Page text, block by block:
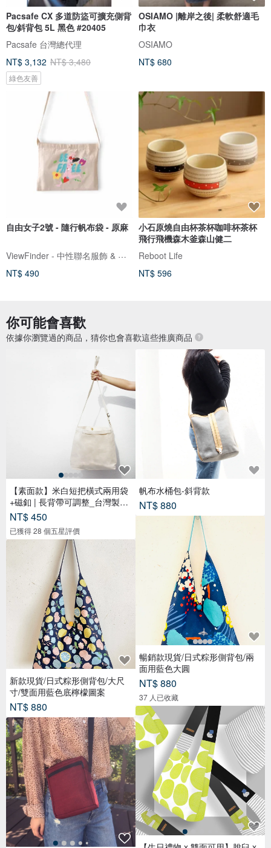
Pacsafe CX 多道防盜可擴充側背
包/斜背包 5L 黑色 #20405
Pacsafe 台灣總代理
NT$ 3,132 NT$ 3,480
綠色友善
OSIAMO |離岸之後| 柔軟舒適毛
巾衣
OSIAMO
NT$ 680
自由女子2號 - 隨行帆布袋 - 原麻
ViewFinder - 中性聯名服飾 & 圖像授權周邊
NT$ 490
小石原燒自由杯茶杯咖啡杯茶杯
飛行飛機森木釜森山健二
Reboot Life
NT$ 596
你可能會喜歡
依據你瀏覽過的商品，猜你也會喜歡這些推廣商品
【素面款】米白短把橫式兩用袋
+磁釦 | 長背帶可調整_台灣製布
包
NT$ 450
已獲得 28 個五星評價
新款現貨/日式粽形側背包/大尺
寸/雙面用藍色底檸檬圖案
NT$ 880
帆布水桶包-斜背款
NT$ 880
暢銷款現貨/日式粽形側背包/兩
面用藍色大圓
NT$ 880
37 人已收藏